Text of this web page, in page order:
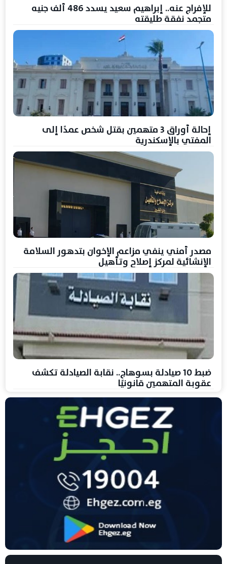
للإفراج عنه.. إبراهيم سعيد يسدد 486 ألف جنيه
متجمد نفقة طليقته
إحالة أوراق 3 متهمين بقتل شخص عمدًا إلى
المفتي بالإسكندرية
مصدر أمني ينفي مزاعم الإخوان بتدهور السلامة
الإنشائية لمركز إصلاح وتأهيل
ضبط 10 صيادلة بسوهاج.. نقابة الصيادلة تكشف
عقوبة المتهمين قانونيًا